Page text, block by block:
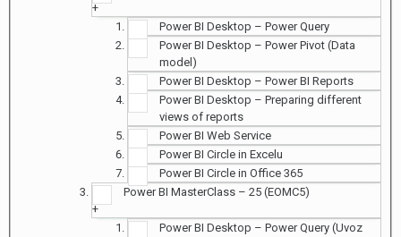
+
Power BI Desktop – Power Query
Power BI Desktop – Power Pivot (Data
model)
Power BI Desktop – Power BI Reports
Power BI Desktop – Preparing different
views of reports
Power BI Web Service
Power BI Circle in Excelu
Power BI Circle in Office 365
Power BI MasterClass – 25 (EOMC5)
+
Power BI Desktop – Power Query (Uvoz